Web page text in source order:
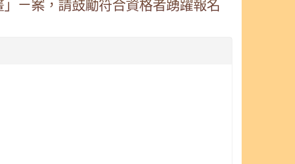
ㄧ案，請鼓勵符合資格者踴躍報名